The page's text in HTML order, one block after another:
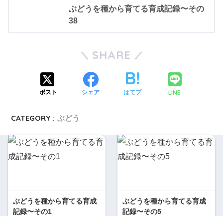
ぶどうを種から育てる育成記録〜その
38
SHARE
ポスト シェア はてブ LINE
CATEGORY : ぶどう
ぶどうを種から育てる育成
記録〜その1
ぶどうを種から育てる育成
記録〜その5